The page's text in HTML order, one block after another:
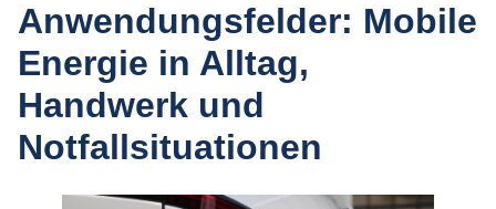
Anwendungsfelder: Mobile
Energie in Alltag,
Handwerk und
Notfallsituationen